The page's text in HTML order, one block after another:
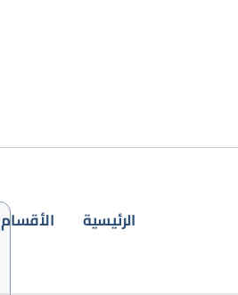
الرئيسية الأقسام